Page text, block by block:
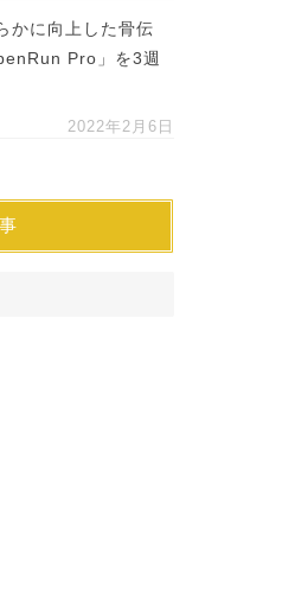
かに向上した骨伝
Pro」を3週
2022年2月6日